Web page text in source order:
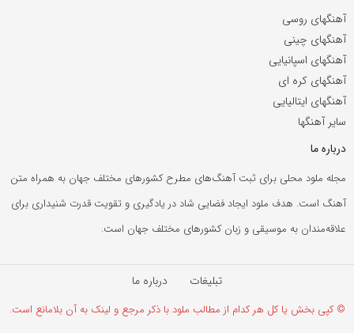
آهنگهای روسی
آهنگهای چینی
آهنگهای اسپانیایی
آهنگهای کره ای
آهنگهای ایتالیایی
سایر آهنگها
درباره ما
مجله ملود محلی برای ثبت آهنگ‌های مطرح کشورهای مختلف جهان به همراه متن
آهنگ است. هدف ملود ایجاد فضایی شاد در یادگیری و تقویت قدرت شنیداری برای
علاقه‌مندان به موسیقی و زبان کشورهای مختلف جهان است.
تبلیغات درباره ما
© کپی بخش یا کل هر کدام از مطالب ملود با ذکر مرجع و لینک به آن بلامانع است.